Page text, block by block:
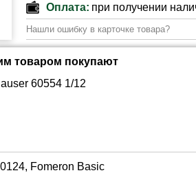
Оплата: при получении
Нашли ошибку в карточке товара?
товаром покупают
60554 1/12
Fomeron Basic